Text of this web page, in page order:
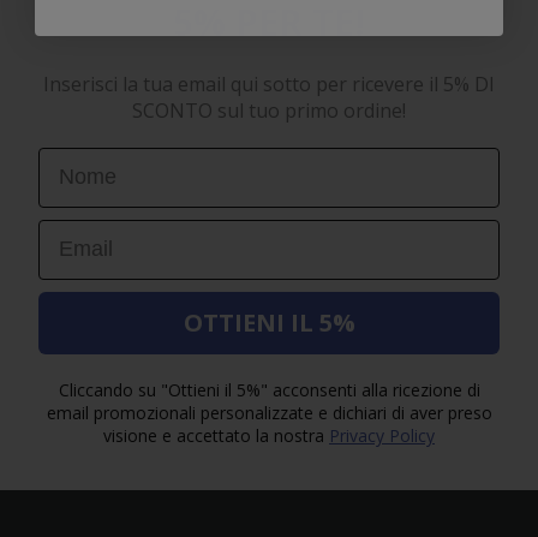
Inserisci la tua email qui sotto per ricevere il 5% DI
SCONTO sul tuo primo ordine!
First Name
Email
OTTIENI IL 5%
Cliccando su "Ottieni il 5%" acconsenti alla ricezione di
email promozionali personalizzate e dichiari di aver preso
visione e accettato la nostra Privacy Policy